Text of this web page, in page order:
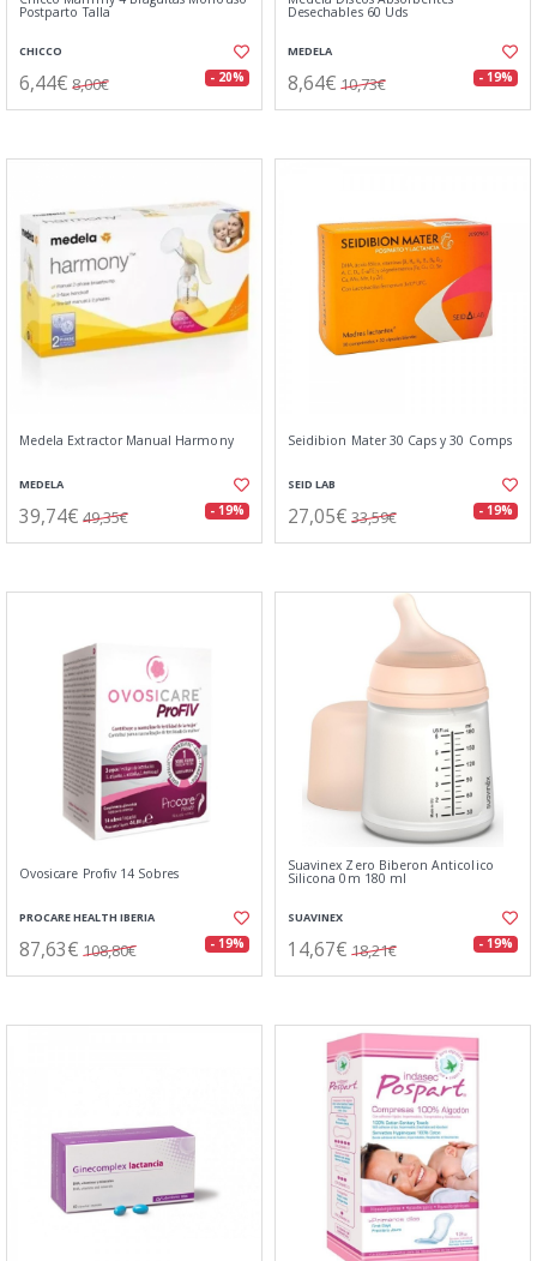
Postparto Talla
CHICCO
6,44€ 8,00€ - 20%
Desechables 60 Uds
MEDELA
8,64€ 10,73€ - 19%
Medela Extractor Manual Harmony
MEDELA
39,74€ 49,35€ - 19%
Seidibion Mater 30 Caps y 30 Comps
SEID LAB
27,05€ 33,59€ - 19%
Ovosicare Profiv 14 Sobres
PROCARE HEALTH IBERIA
87,63€ 108,80€ - 19%
Suavinex Zero Biberon Anticolico
Silicona 0m 180 ml
SUAVINEX
14,67€ 18,21€ - 19%